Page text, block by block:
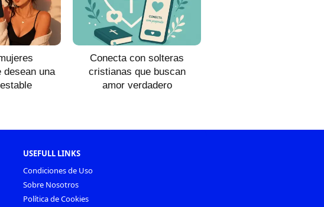
desean una
Conecta con solteras
cristianas que buscan
amor verdadero
USEFULL LINKS
Condiciones de Uso
Sobre Nosotros
Política de Cookies